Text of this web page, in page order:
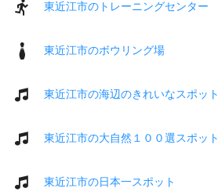
東近江市のトレーニングセンター
東近江市のボウリング場
東近江市の海辺のきれいなスポット
東近江市の大自然１００選スポット
東近江市の日本一スポット